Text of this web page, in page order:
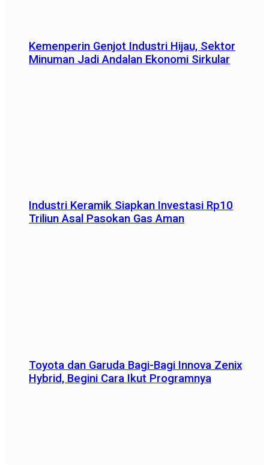
Kemenperin Genjot Industri Hijau, Sektor
Minuman Jadi Andalan Ekonomi Sirkular
Industri Keramik Siapkan Investasi Rp10
Triliun Asal Pasokan Gas Aman
Toyota dan Garuda Bagi-Bagi Innova Zenix
Hybrid, Begini Cara Ikut Programnya